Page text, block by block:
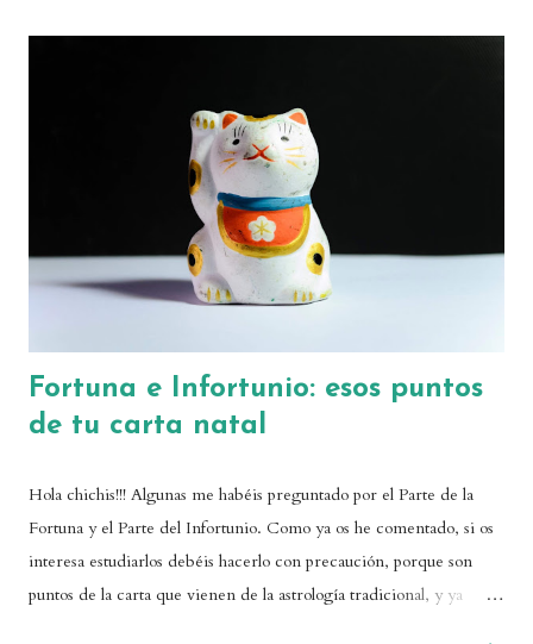
Fortuna e Infortunio: esos puntos
de tu carta natal
Hola chichis!!! Algunas me habéis preguntado por el Parte de la
Fortuna y el Parte del Infortunio. Como ya os he comentado, si os
interesa estudiarlos debéis hacerlo con precaución, porque son
puntos de la carta que vienen de la astrología tradicional, y ya